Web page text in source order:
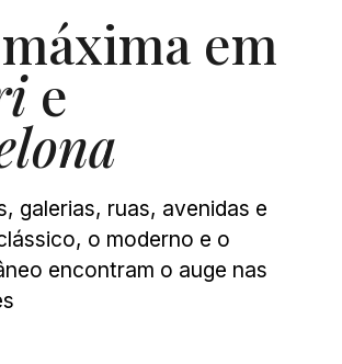
em
e
galerias, ruas, avenidas e
o moderno e o
encontram o auge nas